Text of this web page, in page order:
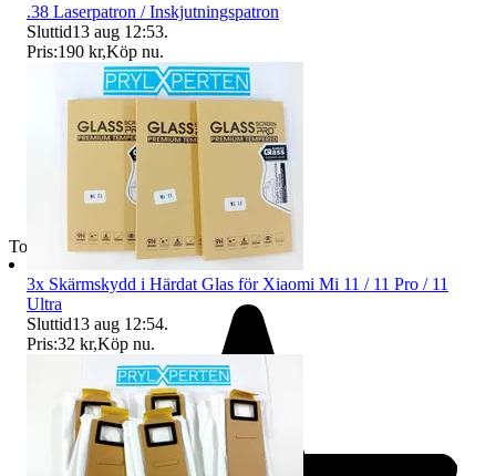
Toppsäljare
.38 Laserpatron / Inskjutningspatron
Sluttid13 aug 12:53.
Pris:190 kr,Köp nu.
3x Skärmskydd i Härdat Glas för Xiaomi Mi 11 / 11 Pro / 11
Ultra
Sluttid13 aug 12:54.
Pris:32 kr,Köp nu.